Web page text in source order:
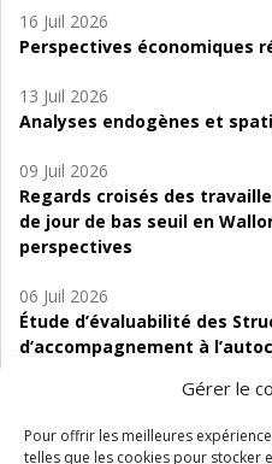
Gérer le
Pour offrir les meilleures
telles que les cookies pour stocker
16 Juil 2026
Perspectives économiques
13 Juil 2026
Analyses endogènes et
09 Juil 2026
Regards croisés des
de jour de bas seuil en
perspectives
06 Juil 2026
Étude d’évaluabilité des
d’accompagnement à
d’offre de soins pour